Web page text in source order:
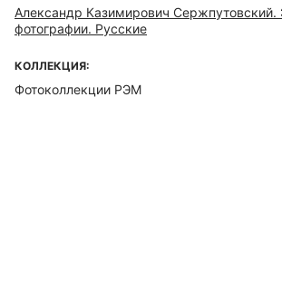
Александр Казимирович Сержпутовский.
фотографии. Русские
КОЛЛЕКЦИЯ:
Фотоколлекции РЭМ